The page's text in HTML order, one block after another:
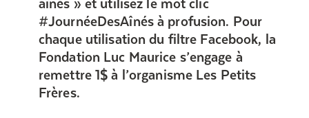
#JournéeDesAînés à profusion. Pour
chaque utilisation du filtre Facebook, la
Fondation Luc Maurice s’engage à
remettre 1$ à l’organisme Les Petits
Frères.